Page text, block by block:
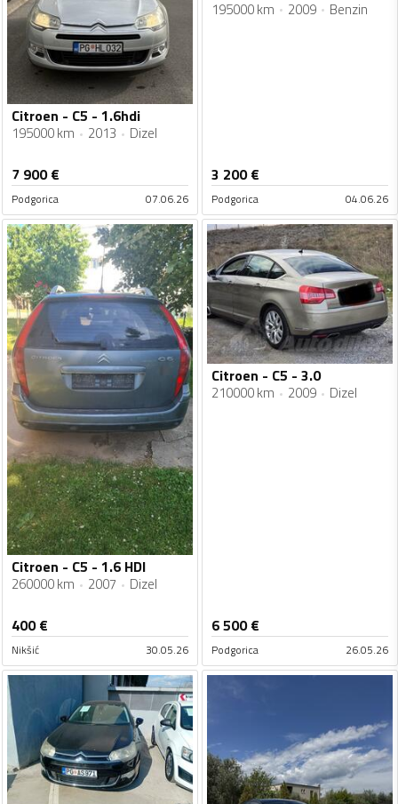
Citroen - C5 - 1.6hdi
195000 km 2013 Dizel
7 900€
Podgorica 07.06.26
195000 km 2009 Benzin
3 200€
Podgorica 04.06.26
Citroen - C5 - 1.6 HDI
260000 km 2007 Dizel
400€
Nikšić 30.05.26
Citroen - C5 - 3.0
210000 km 2009 Dizel
6 500€
Podgorica 26.05.26